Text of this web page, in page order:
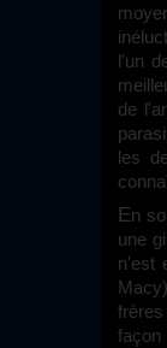
l'un
de
les
En soi, le programme du film (prendre un pauvre gus et faire tomber sur lui
une
n'est